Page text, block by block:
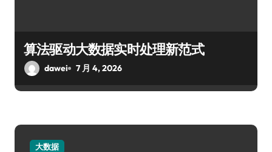
算法驱动大数据实时处理新范式
dawei 7 月 4, 2026
大数据